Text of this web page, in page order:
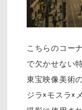
こちらのコー
で欠かせない
東宝映像美術
ジラ×モスラ×